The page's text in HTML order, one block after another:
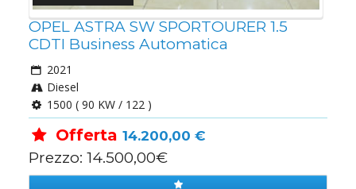
OPEL ASTRA SW SPORTOURER 1.5
CDTI Business Automatica
2021
Diesel
1500 ( 90 KW / 122 )
Offerta 14.200,00 €
Prezzo: 14.500,00€